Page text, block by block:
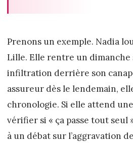
Prenons un exemple. Nadia
Lille. Elle rentre un
infiltration derrière son
assureur dès le lendemain,
chronologie. Si elle attend
vérifier si « ça passe tout seul
à un débat sur l’aggravation